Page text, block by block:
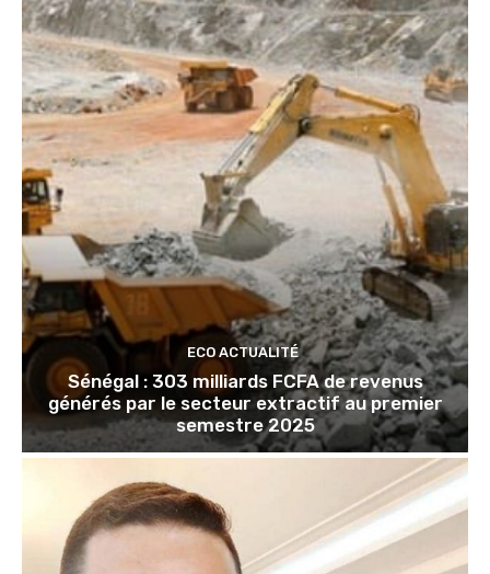
ECO ACTUALITÉ
Sénégal : 303 milliards FCFA de revenus
générés par le secteur extractif au premier
semestre 2025